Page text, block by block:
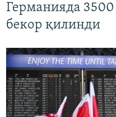
Германияда 3500
бекор қилинди